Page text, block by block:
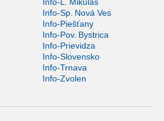
Info-Sp. Nová Ves
Info-Piešťany
Info-Pov. Bystrica
Info-Prievidza
Info-Slovensko
Info-Trnava
Info-Zvolen